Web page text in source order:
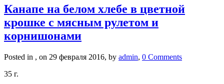
Канапе на белом хлебе в цветной
крошке с мясным рулетом и
корнишонами
Posted in , on 29 февраля 2016, by admin, 0 Comments
35 г.